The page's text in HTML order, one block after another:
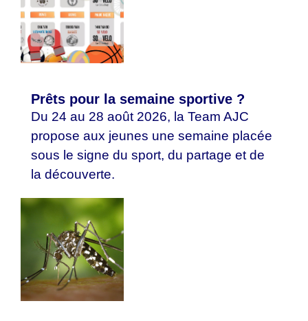
Prêts pour la semaine sportive ?
Du 24 au 28 août 2026, la Team AJC
propose aux jeunes une semaine placée
sous le signe du sport, du partage et de
la découverte.